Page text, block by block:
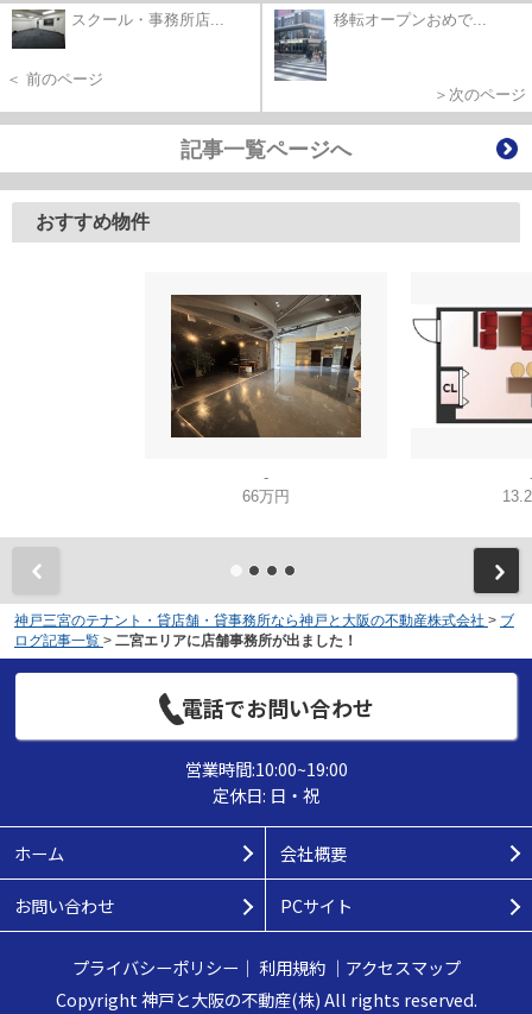
スクール・事務所店...
＜ 前のページ
移転オープンおめで...
＞次のページ
記事一覧ページへ
おすすめ物件
-
66万円
神戸三宮のテナント・貸店舗・貸事務所なら神戸と大阪の不動産株式会社 > ブ
ログ記事一覧 > 二宮エリアに店舗事務所が出ました！
電話でお問い合わせ
営業時間:10:00~19:00
定休日: 日・祝
ホーム 会社概要
お問い合わせ PCサイト
プライバシーポリシー ｜ 利用規約｜ アクセスマップ
Copyright 神戸と大阪の不動産(株) All rights reserved.